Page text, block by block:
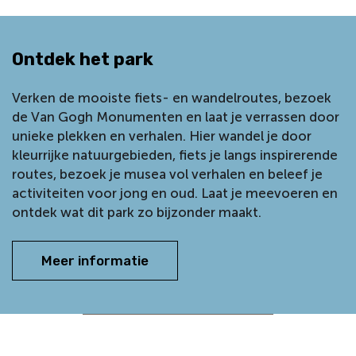
Ontdek het park
Verken de mooiste fiets- en wandelroutes, bezoek
de Van Gogh Monumenten en laat je verrassen door
unieke plekken en verhalen. Hier wandel je door
kleurrijke natuurgebieden, fiets je langs inspirerende
routes, bezoek je musea vol verhalen en beleef je
activiteiten voor jong en oud. Laat je meevoeren en
ontdek wat dit park zo bijzonder maakt.
Meer informatie